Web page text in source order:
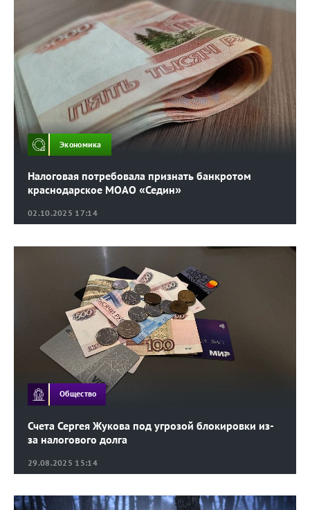
02.10.2025 17:14
Налоговая потребовала признать банкротом
краснодарское МОАО «Седин»
Экономика
29.08.2025 15:14
Счета Сергея Жукова под угрозой блокировки из-
за налогового долга
Общество